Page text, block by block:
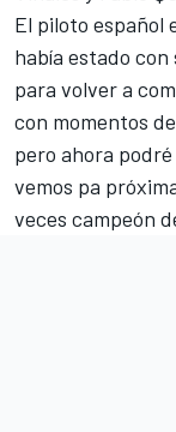
El piloto español
había estado con
para volver a
con momentos
pero ahora
vemos pa
veces campeón